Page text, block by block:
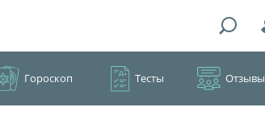
Гороскоп Тесты Отзывы